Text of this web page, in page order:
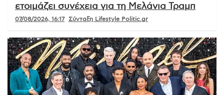
ετοιμάζει συνέχεια για τη Μελάνια Τραμπ
07/08/2026, 16:17 Σύνταξη Lifestyle Politic.gr